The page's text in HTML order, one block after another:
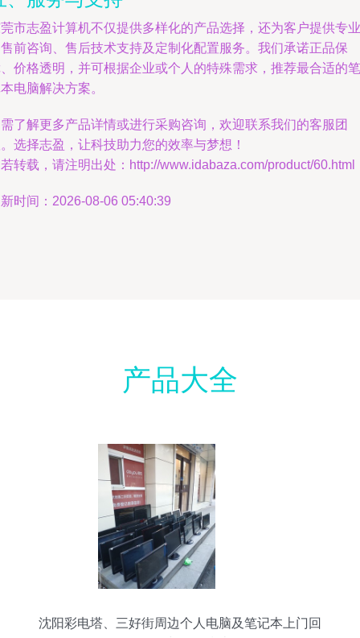
市志盈计算机不仅提供多样化的产品选择，还为客户提供专业
前咨询、售后技术支持及定制化配置服务。我们承诺正品保
价格透明，并可根据企业或个人的特殊需求，推荐最合适的笔
电脑解决方案。
了解更多产品详情或进行采购咨询，欢迎联系我们的客服团
选择志盈，让科技助力您的效率与梦想！
转载，请注明出处：http://www.idabaza.com/product/60.html
时间：2026-08-06 05:40:39
产品大全
沈阳彩电塔、三好街周边个人电脑及笔记本上门回